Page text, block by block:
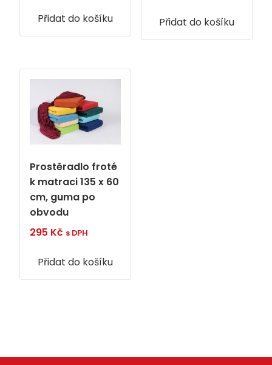
Přidat do košíku Přidat do košíku
Prostěradlo froté
k matraci 135 x 60
cm, guma po
obvodu
295 Kč s DPH
Přidat do košíku